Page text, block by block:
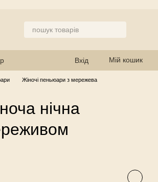
Вхід Мій кошик
Жіночі пеньюари з мережева
нічна